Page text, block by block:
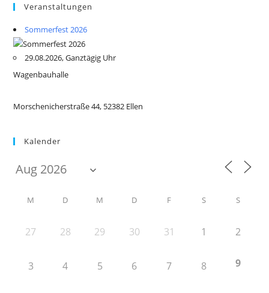
Veranstaltungen
Sommerfest 2026
29.08.2026, Ganztägig Uhr
Wagenbauhalle
Morschenicherstraße 44, 52382 Ellen
Kalender
M D M D F S S
27 28 29 30 31 1 2
3 4 5 6 7 8 9